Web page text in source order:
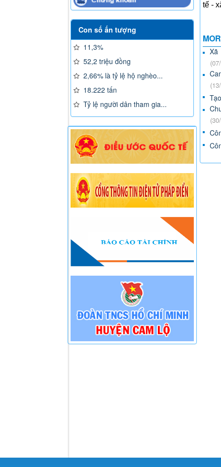
Con số ấn tượng
11,3%
52,2 triệu đồng
2,66% là tỷ lệ hộ nghèo...
18.222 tấn
Tỷ lệ người dân tham gia...
tế -
Xã